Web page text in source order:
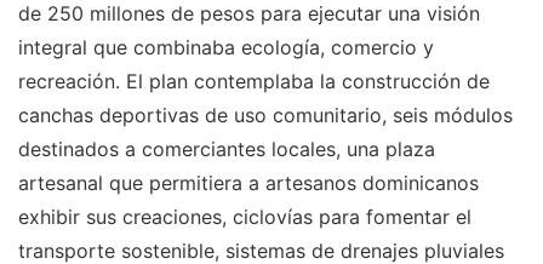
de 250 millones de pesos para ejecutar una visión
integral que combinaba ecología, comercio y
recreación. El plan contemplaba la construcción de
canchas deportivas de uso comunitario, seis módulos
destinados a comerciantes locales, una plaza
artesanal que permitiera a artesanos dominicanos
exhibir sus creaciones, ciclovías para fomentar el
transporte sostenible, sistemas de drenajes pluviales